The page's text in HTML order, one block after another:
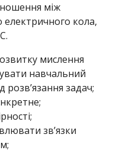
між
кола,
мислення
навчальний
розв’язання задач;
зв’язки